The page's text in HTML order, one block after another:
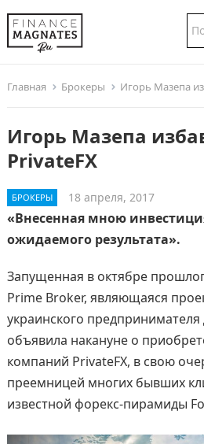
Главная Брокеры Игорь Мазепа
Игорь Мазепа
PrivateFX
БРОКЕРЫ 18 апреля, 2017
«Внесенная мною
ожидаемого результата».
Запущенная в октябре
Prime Broker, являющаяся
украинского
объявила накануне о
компаний PrivateFX, в свою
преемницей многих бывших
известной форекс-пирамиды